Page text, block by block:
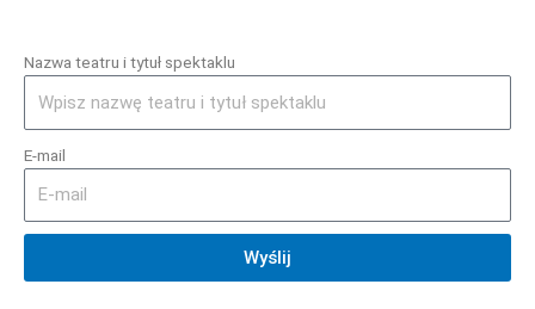
Nazwa teatru i tytuł spektaklu
E-mail
Wyślij